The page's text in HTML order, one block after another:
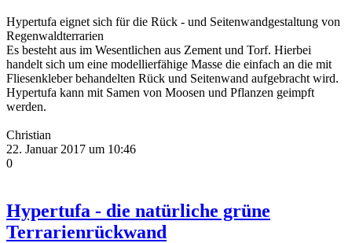
Hypertufa eignet sich für die Rück - und Seitenwandgestaltung von
Regenwaldterrarien
Es besteht aus im Wesentlichen aus Zement und Torf. Hierbei
handelt sich um eine modellierfähige Masse die einfach an die mit
Fliesenkleber behandelten Rück und Seitenwand aufgebracht wird.
Hypertufa kann mit Samen von Moosen und Pflanzen geimpft
werden.
Christian
22. Januar 2017 um 10:46
0
Hypertufa - die natürliche grüne
Terrarienrückwand